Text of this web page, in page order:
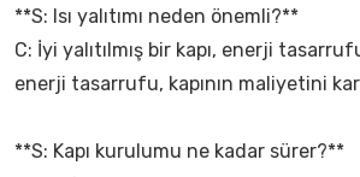
**S: Isı yalıtımı neden önemli?**
C: İyi yalıtılmış bir kapı, enerji
enerji tasarrufu, kapının maliyetini
**S: Kapı kurulumu ne kadar sürer?**